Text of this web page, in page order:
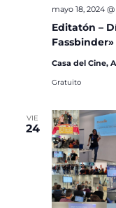
Editatón –
mayo 18, 2024 @
Casa del Cine,
Gratuito
VIE
24